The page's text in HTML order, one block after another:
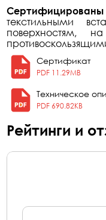
текстильными
поверхностям,
Сертификат
PDF 11.29MB
Техническое
PDF 690.82KB
Рейтинги и